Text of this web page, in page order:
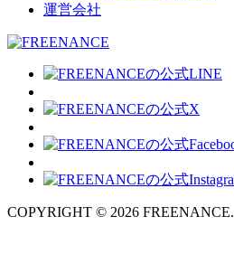
運営会社
COPYRIGHT © 2026 FREENANCE.